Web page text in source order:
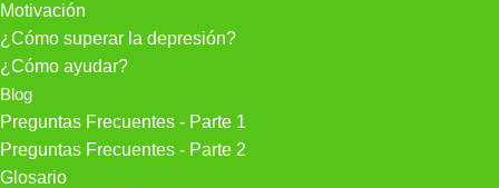
Motivación
¿Cómo superar la depresión?
¿Cómo ayudar?
Blog
Preguntas Frecuentes - Parte 1
Preguntas Frecuentes - Parte 2
Glosario